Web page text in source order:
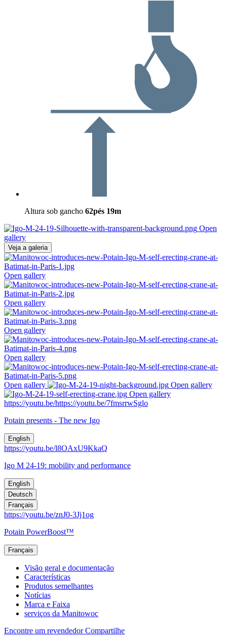
Altura sob gancho 62pés 19m
Open
gallery
Veja a galeria
Open gallery
Open gallery
Open gallery
Open gallery
Open gallery
Open gallery
Open gallery
https://youtu.be/https://youtu.be/7fmsrrwSglo
Potain presents - The new Igo
English
https://youtu.be/l8OAxU9KkaQ
Igo M 24-19: mobility and performance
English
Deutsch
Français
https://youtu.be/znJ0-3Jj1og
Potain PowerBoost™
Français
Visão geral e documentação
Características
Produtos semelhantes
Notícias
Marca e Faixa
serviços da Manitowoc
Encontre um revendedor Compartilhe